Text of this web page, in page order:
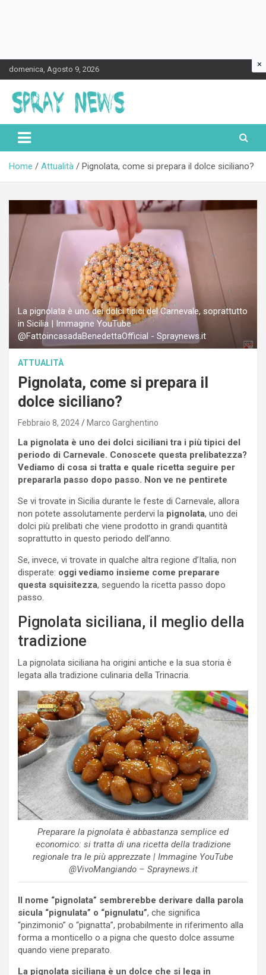
Skip
to
content
domenica, Agosto 9, 2026
Spraynews.it
Home Attualità Pignolata, come si prepara il dolce siciliano?
La pignolata è uno dei dolci tipici del Carnevale, soprattutto
in Sicilia | Immagine YouTube
@FattoincasadaBenedettaOfficial - Spraynews.it
ATTUALITÀ
Pignolata, come si prepara il
dolce siciliano?
Febbraio 8, 2024 Marco Garghentino
La pignolata è uno dei dolci siciliani tra i più tipici del
periodo di Carnevale. Conoscete questa prelibatezza?
Vediamo di cosa si tratta e quale ricetta seguire per
prepararla passo dopo passo. Non ve ne pentirete
Se vi trovate in Sicilia durante le feste di Carnevale, allora
non potete assolutamente perdervi la pignolata, uno dei
dolci più prelibati che viene prodotto in grandi quantità
soprattutto in questo periodo dell’anno.
Se, invece, vi trovate in qualche altra regione d’Italia, non
disperate: oggi vediamo insieme come preparare
questa squisitezza, seguendo la ricetta passo dopo
passo.
Pignolata siciliana, il meglio della
tradizione
La pignolata siciliana ha origini antiche e la sua storia è
legata alla tradizione culinaria della Trinacria.
Preparare la pignolata è abbastanza semplice ed
economico: si tratta di una ricetta della tradizione
regionale tra le più apprezzate | Immagine YouTube
@VivoMangiando – Spraynews.it
Il nome “pignolata” sembrerebbe derivare dalla parola
sicula “pignulata” o “pignulatu”, che significa
“pinzimonio” o “pignatta”, probabilmente in riferimento alla
forma a monticello o a pigna che questo dolce assume
quando viene preparato.
La pignolata siciliana è un dolce che si lega in
×